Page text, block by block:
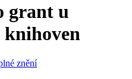
grant u
knihoven
znění